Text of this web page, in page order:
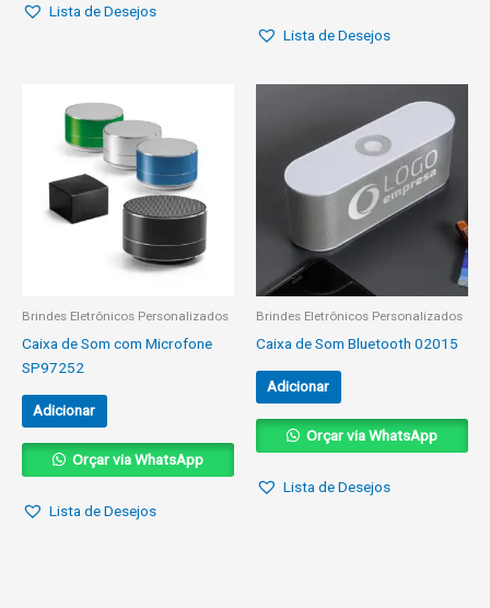
Lista de Desejos
Lista de Desejos
Brindes Eletrônicos Personalizados
Caixa de Som com Microfone
SP97252
Adicionar
Orçar via WhatsApp
Lista de Desejos
Brindes Eletrônicos Personalizados
Caixa de Som Bluetooth 02015
Adicionar
Orçar via WhatsApp
Lista de Desejos